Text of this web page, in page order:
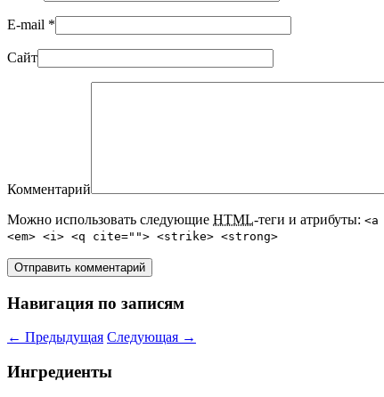
E-mail *
Сайт
Комментарий
Можно использовать следующие HTML-теги и атрибуты:
<em> <i> <q cite=""> <strike> <strong>
Навигация по записям
← Предыдущая Следующая →
Ингредиенты